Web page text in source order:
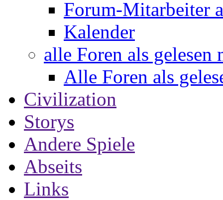
Forum-Mitarbeiter
Kalender
alle Foren als gelesen
Alle Foren als
Civilization
Storys
Andere Spiele
Abseits
Links